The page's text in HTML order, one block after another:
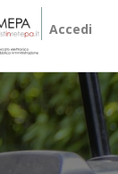
Accedi